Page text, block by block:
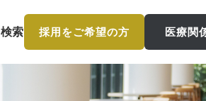
検索 採用をご希望の方 医療関